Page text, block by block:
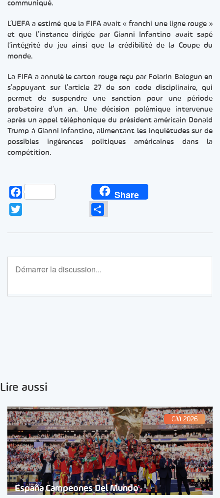
communiqué.
L’UEFA a estimé que la FIFA avait « franchi une ligne rouge »
et que l’instance dirigée par Gianni Infantino avait sapé
l’intégrité du jeu ainsi que la crédibilité de la Coupe du
monde.
La FIFA a annulé le carton rouge reçu par Folarin Balogun en
s’appuyant sur l’article 27 de son code disciplinaire, qui
permet de suspendre une sanction pour une période
probatoire d’un an. Une décision polémique intervenue
après un appel téléphonique du président américain Donald
Trump à Gianni Infantino, alimentant les inquiétudes sur de
possibles ingérences politiques américaines dans la
compétition.
Facebook Share
Partager
Lire aussi
CM 2026
España Campeones Del Mundo